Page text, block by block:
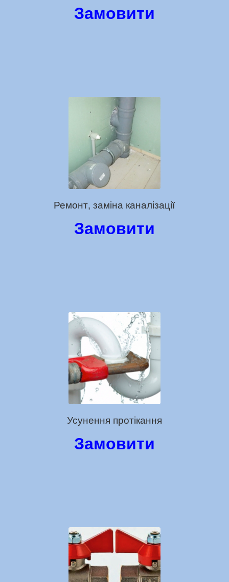
Замовити
Ремонт, заміна каналізації
Замовити
Усунення протікання
Замовити